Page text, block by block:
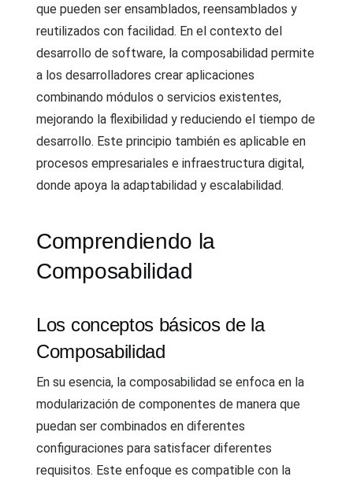
que pueden ser ensamblados, reensamblados y
reutilizados con facilidad. En el contexto del
desarrollo de software, la composabilidad permite
a los desarrolladores crear aplicaciones
combinando módulos o servicios existentes,
mejorando la flexibilidad y reduciendo el tiempo de
desarrollo. Este principio también es aplicable en
procesos empresariales e infraestructura digital,
donde apoya la adaptabilidad y escalabilidad.
Comprendiendo la
Composabilidad
Los conceptos básicos de la
Composabilidad
En su esencia, la composabilidad se enfoca en la
modularización de componentes de manera que
puedan ser combinados en diferentes
configuraciones para satisfacer diferentes
requisitos. Este enfoque es compatible con la